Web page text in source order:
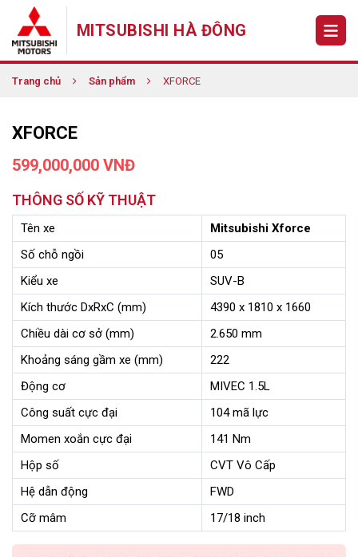
MITSUBISHI HÀ ĐÔNG
Trang chủ Sản phẩm XFORCE
XFORCE
599,000,000 VNĐ
THÔNG SỐ KỸ THUẬT
Tên xe
Mitsubishi Xforce
Số chỗ ngồi
05
Kiểu xe
SUV-B
Kích thước DxRxC (mm)
4390 x 1810 x 1660
Chiều dài cơ sở (mm)
2.650 mm
Khoảng sáng gầm xe (mm)
222
Động cơ
MIVEC 1.5L
Công suất cực đại
104 mã lực
Momen xoắn cực đại
141 Nm
Hộp số
CVT Vô Cấp
Hệ dẫn động
FWD
Cỡ mâm
17/18 inch